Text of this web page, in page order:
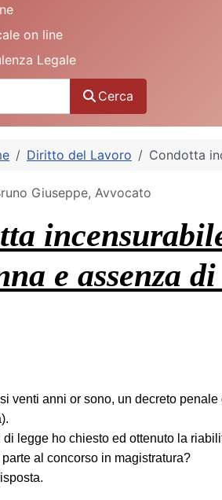
on line
Legale
Cerca
Diritto del Lavoro Condotta
Giuseppe, Avvocato
e assenza
venti anni or sono, un decreto
di legge ho chiesto ed ottenuto la
al concorso in magistratura?